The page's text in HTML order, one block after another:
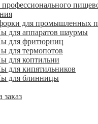
для промышленных
для аппаратов шаурмы
для фритюрниц
для термопотов
для коптильни
для кипятильников
для блинницы
заказ